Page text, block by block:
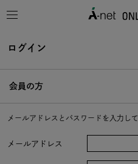
ログイン
会員の方
メールアドレスとパスワードを入力し
メールアドレス